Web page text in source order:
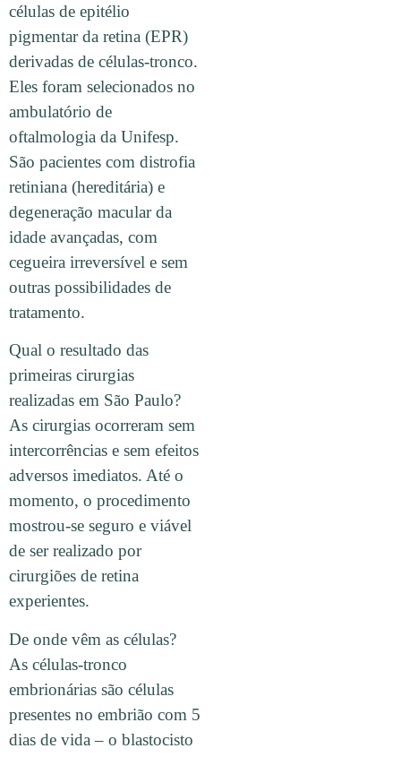
células de epitélio
pigmentar da retina (EPR)
derivadas de células-tronco.
Eles foram selecionados no
ambulatório de
oftalmologia da Unifesp.
São pacientes com distrofia
retiniana (hereditária) e
degeneração macular da
idade avançadas, com
cegueira irreversível e sem
outras possibilidades de
tratamento.
Qual o resultado das
primeiras cirurgias
realizadas em São Paulo?
As cirurgias ocorreram sem
intercorrências e sem efeitos
adversos imediatos. Até o
momento, o procedimento
mostrou-se seguro e viável
de ser realizado por
cirurgiões de retina
experientes.
De onde vêm as células?
As células-tronco
embrionárias são células
presentes no embrião com 5
dias de vida – o blastocisto